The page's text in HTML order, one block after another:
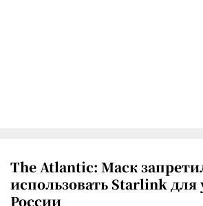
The Atlantic: Маск
использовать Starlink для
России